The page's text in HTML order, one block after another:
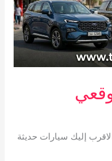
إليك سيارات حديثة